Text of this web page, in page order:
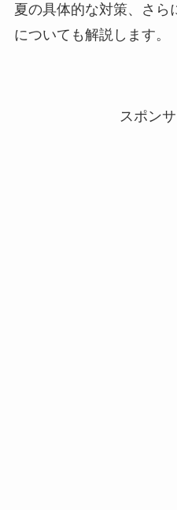
夏の具体的な対策、さら
についても解説します。
スポン